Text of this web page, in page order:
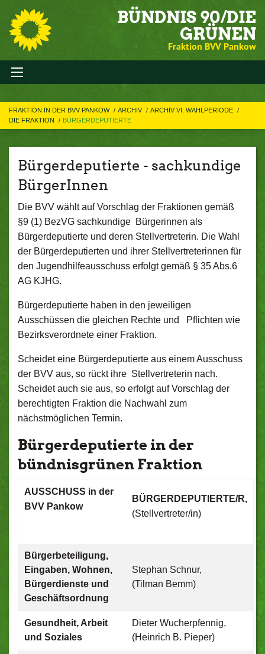
BÜNDNIS 90/DIE
GRÜNEN
Fraktion BVV Pankow
FRAKTION IN DER BVV PANKOW ARCHIV
ARCHIV VI. WAHLPERIODE
DIE FRAKTION
BÜRGERDEPUTIERTE
Bürgerdeputierte - sachkundige
BürgerInnen
Die BVV wählt auf Vorschlag der Fraktionen gemäß
§9 (1) BezVG sachkundige Bürgerinnen als
Bürgerdeputierte und deren Stellvertreterin. Die Wahl
der Bürgerdeputierten und ihrer Stellvertreterinnen für
den Jugendhilfeausschuss erfolgt gemäß § 35 Abs.6
AG KJHG.
Bürgerdeputierte haben in den jeweiligen
Ausschüssen die gleichen Rechte und Pflichten wie
Bezirksverordnete einer Fraktion.
Scheidet eine Bürgerdeputierte aus einem Ausschuss
der BVV aus, so rückt ihre Stellvertreterin nach.
Scheidet auch sie aus, so erfolgt auf Vorschlag der
berechtigten Fraktion die Nachwahl zum
nächstmöglichen Termin.
Bürgerdeputierte in der
bündnisgrünen Fraktion
AUSSCHUSS in der
BVV Pankow
BÜRGERDEPUTIERTE/R,
(Stellvertreter/in)
Bürgerbeteiligung,
Eingaben, Wohnen,
Bürgerdienste und
Geschäftsordnung
Stephan Schnur,
(Tilman Bemm)
Gesundheit, Arbeit
und Soziales
Dieter Wucherpfennig,
(Heinrich B. Pieper)